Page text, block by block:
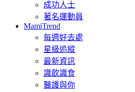
成功人士
著名運動員
MamiTrend
每週好去處
星級追縱
最新資訊
識飲識食
醫護與你